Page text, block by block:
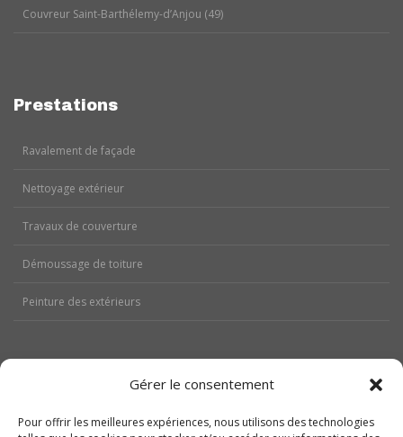
Gérer le consentement
Pour offrir les meilleures expériences, nous utilisons des technologies
Couvreur Saint-Barthélemy-d’Anjou (49)
Prestations
Ravalement de façade
Nettoyage extérieur
Travaux de couverture
Démoussage de toiture
Peinture des extérieurs